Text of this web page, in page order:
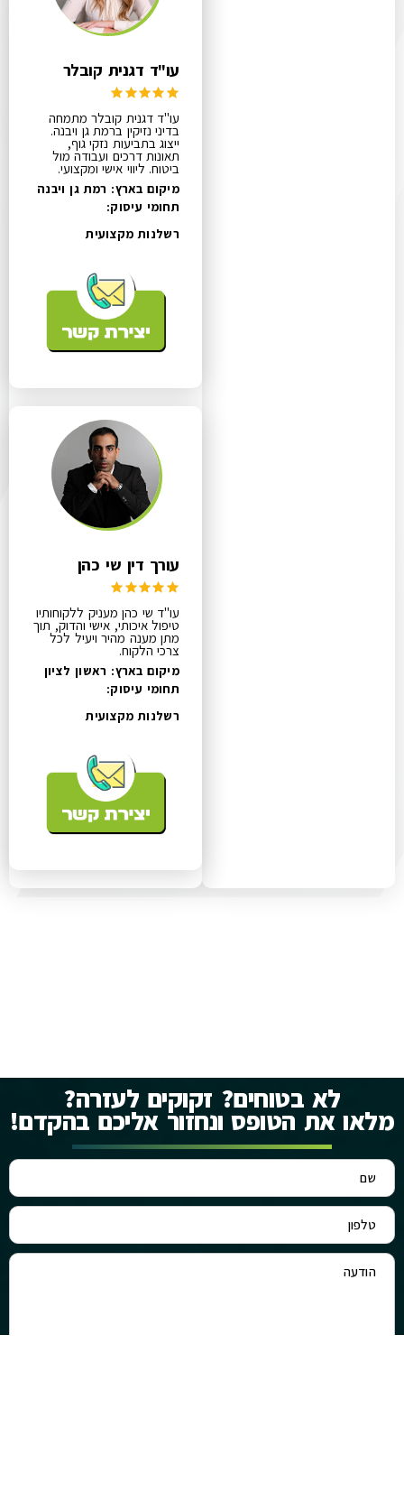
עו"ד דגנית קובלר
עו"ד דגנית קובלר מתמחה
בדיני נזיקין ברמת גן ויבנה.
ייצוג בתביעות נזקי גוף,
תאונות דרכים ועבודה מול
ביטוח. ליווי אישי ומקצועי.
מיקום בארץ: רמת גן ויבנה
תחומי עיסוק:
רשלנות מקצועית
עורך דין שי כהן
עו"ד שי כהן מעניק ללקוחותיו
טיפול איכותי, אישי והדוק, תוך
מתן מענה מהיר ויעיל לכל
צרכי הלקוח.
מיקום בארץ: ראשון לציון
תחומי עיסוק:
רשלנות מקצועית
לא בטוחים? זקוקים לעזרה?
מלאו את הטופס ונחזור אליכם בהקדם!